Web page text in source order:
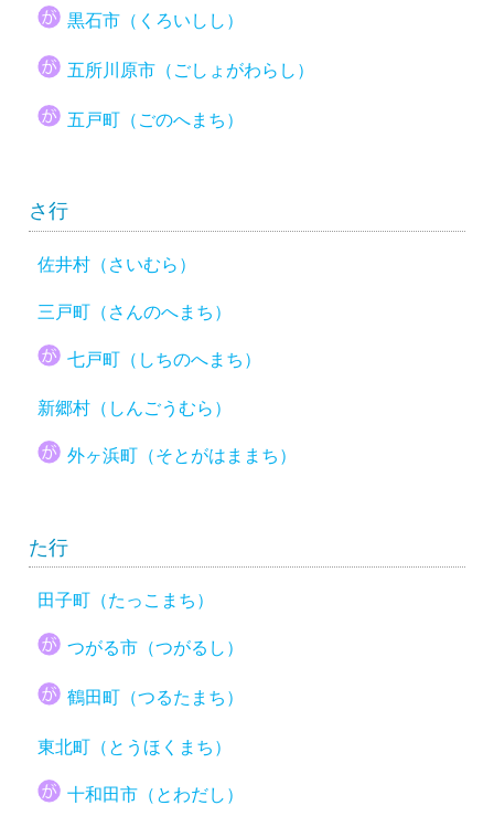
黒石市（くろいしし）
五所川原市（ごしょがわらし）
五戸町（ごのへまち）
さ行
佐井村（さいむら）
三戸町（さんのへまち）
七戸町（しちのへまち）
新郷村（しんごうむら）
外ヶ浜町（そとがはままち）
た行
田子町（たっこまち）
つがる市（つがるし）
鶴田町（つるたまち）
東北町（とうほくまち）
十和田市（とわだし）